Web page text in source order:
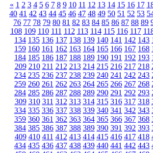
« 1 2 3 4 5 6 7 8 9 10 11 12 13 14 15 16 17
40 41 42 43 44 45 46 47 48 49 50 51 52 53
76 77 78 79 80 81 82 83 84 85 86 87 88 89
108 109 110 111 112 113 114 115 116 117
134 135 136 137 138 139 140 141 142 143
159 160 161 162 163 164 165 166 167 168
184 185 186 187 188 189 190 191 192 193
209 210 211 212 213 214 215 216 217 218
234 235 236 237 238 239 240 241 242 243
259 260 261 262 263 264 265 266 267 268
284 285 286 287 288 289 290 291 292 293
309 310 311 312 313 314 315 316 317 318
334 335 336 337 338 339 340 341 342 343
359 360 361 362 363 364 365 366 367 368
384 385 386 387 388 389 390 391 392 393
409 410 411 412 413 414 415 416 417 418
434 435 436 437 438 439 440 441 442 443